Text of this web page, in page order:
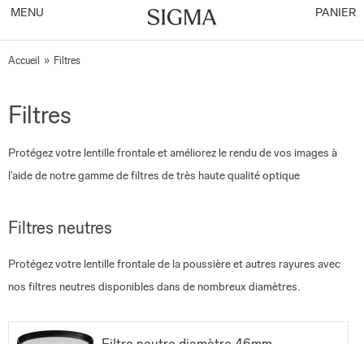
MENU PANIER
Accueil » Filtres
Filtres
Protégez votre lentille frontale et améliorez le rendu de vos images à
l'aide de notre gamme de filtres de très haute qualité optique
Filtres neutres
Protégez votre lentille frontale de la poussière et autres rayures avec
nos filtres neutres disponibles dans de nombreux diamètres.